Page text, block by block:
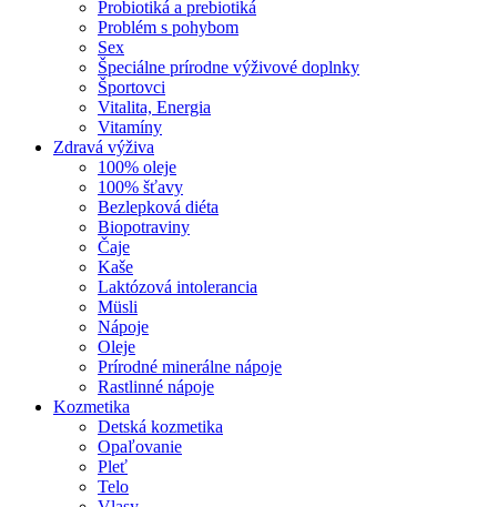
Probiotiká a prebiotiká
Problém s pohybom
Sex
Špeciálne prírodne výživové doplnky
Športovci
Vitalita, Energia
Vitamíny
Zdravá výživa
100% oleje
100% šťavy
Bezlepková diéta
Biopotraviny
Čaje
Kaše
Laktózová intolerancia
Müsli
Nápoje
Oleje
Prírodné minerálne nápoje
Rastlinné nápoje
Kozmetika
Detská kozmetika
Opaľovanie
Pleť
Telo